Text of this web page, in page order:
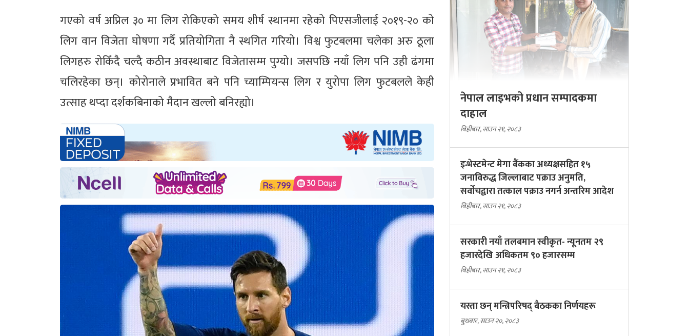
गएको वर्ष अप्रिल ३० मा लिग रोकिएको समय शीर्ष स्थानमा रहेको पिएसजीलाई २०१९-२० को
लिग वान विजेता घोषणा गर्दै प्रतियोगिता नै स्थगित गरियो। विश्व फुटबलमा चलेका अरु ठूला
लिगहरु रोकिँदै चल्दै कठीन अवस्थाबाट विजेतासम्म पुग्यो। जसपछि नयाँ लिग पनि उही ढंगमा
चलिरहेका छन्। कोरोनाले प्रभावित बने पनि च्याम्पियन्स लिग र युरोपा लिग फुटबलले केही
उत्साह थप्दा दर्शकबिनाको मैदान खल्लो बनिरह्यो।
नेपाल लाइभको प्रधान सम्पादकमा
दाहाल
बिहीबार, साउन २१, २०८३
इन्भेस्टमेन्ट मेगा बैंकका अध्यक्षसहित १५
जनाविरुद्ध जिल्लाबाट पक्राउ अनुमति,
सर्वोचद्वारा तत्काल पक्राउ नगर्न अन्तरिम आदेश
बिहीबार, साउन २१, २०८३
सरकारी नयाँ तलबमान स्वीकृत- न्यूनतम २९
हजारदेखि अधिकतम ९० हजारसम्म
बिहीबार, साउन २१, २०८३
यस्ता छन् मन्त्रिपरिषद् बैठकका निर्णयहरू
बुधबार, साउन २०, २०८३